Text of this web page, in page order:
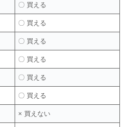
〇 買える
〇 買える
〇 買える
〇 買える
〇 買える
〇 買える
× 買えない